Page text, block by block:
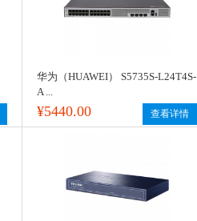
华为（HUAWEI） S5735S-L24T4S-
A ...
¥5440.00 查看详情